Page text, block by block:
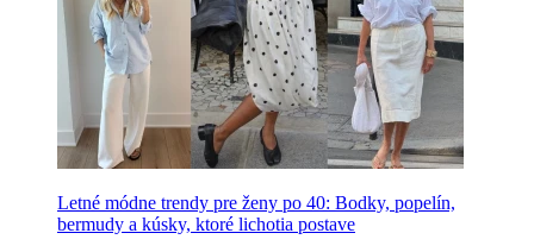
Letné módne trendy pre ženy po 40: Bodky, popelín,
bermudy a kúsky, ktoré lichotia postave